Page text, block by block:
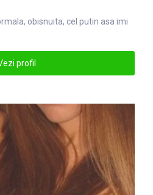
obisnuita, cel putin asa imi
profil